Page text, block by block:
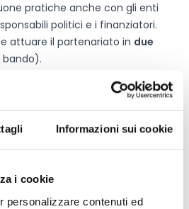
Informazioni sui cookie
i cookie
personalizzare contenuti ed
pratiche anche con gli enti
politici e i finanziatori.
attuare il partenariato in due
bando).
Europe è aperta a qualsiasi